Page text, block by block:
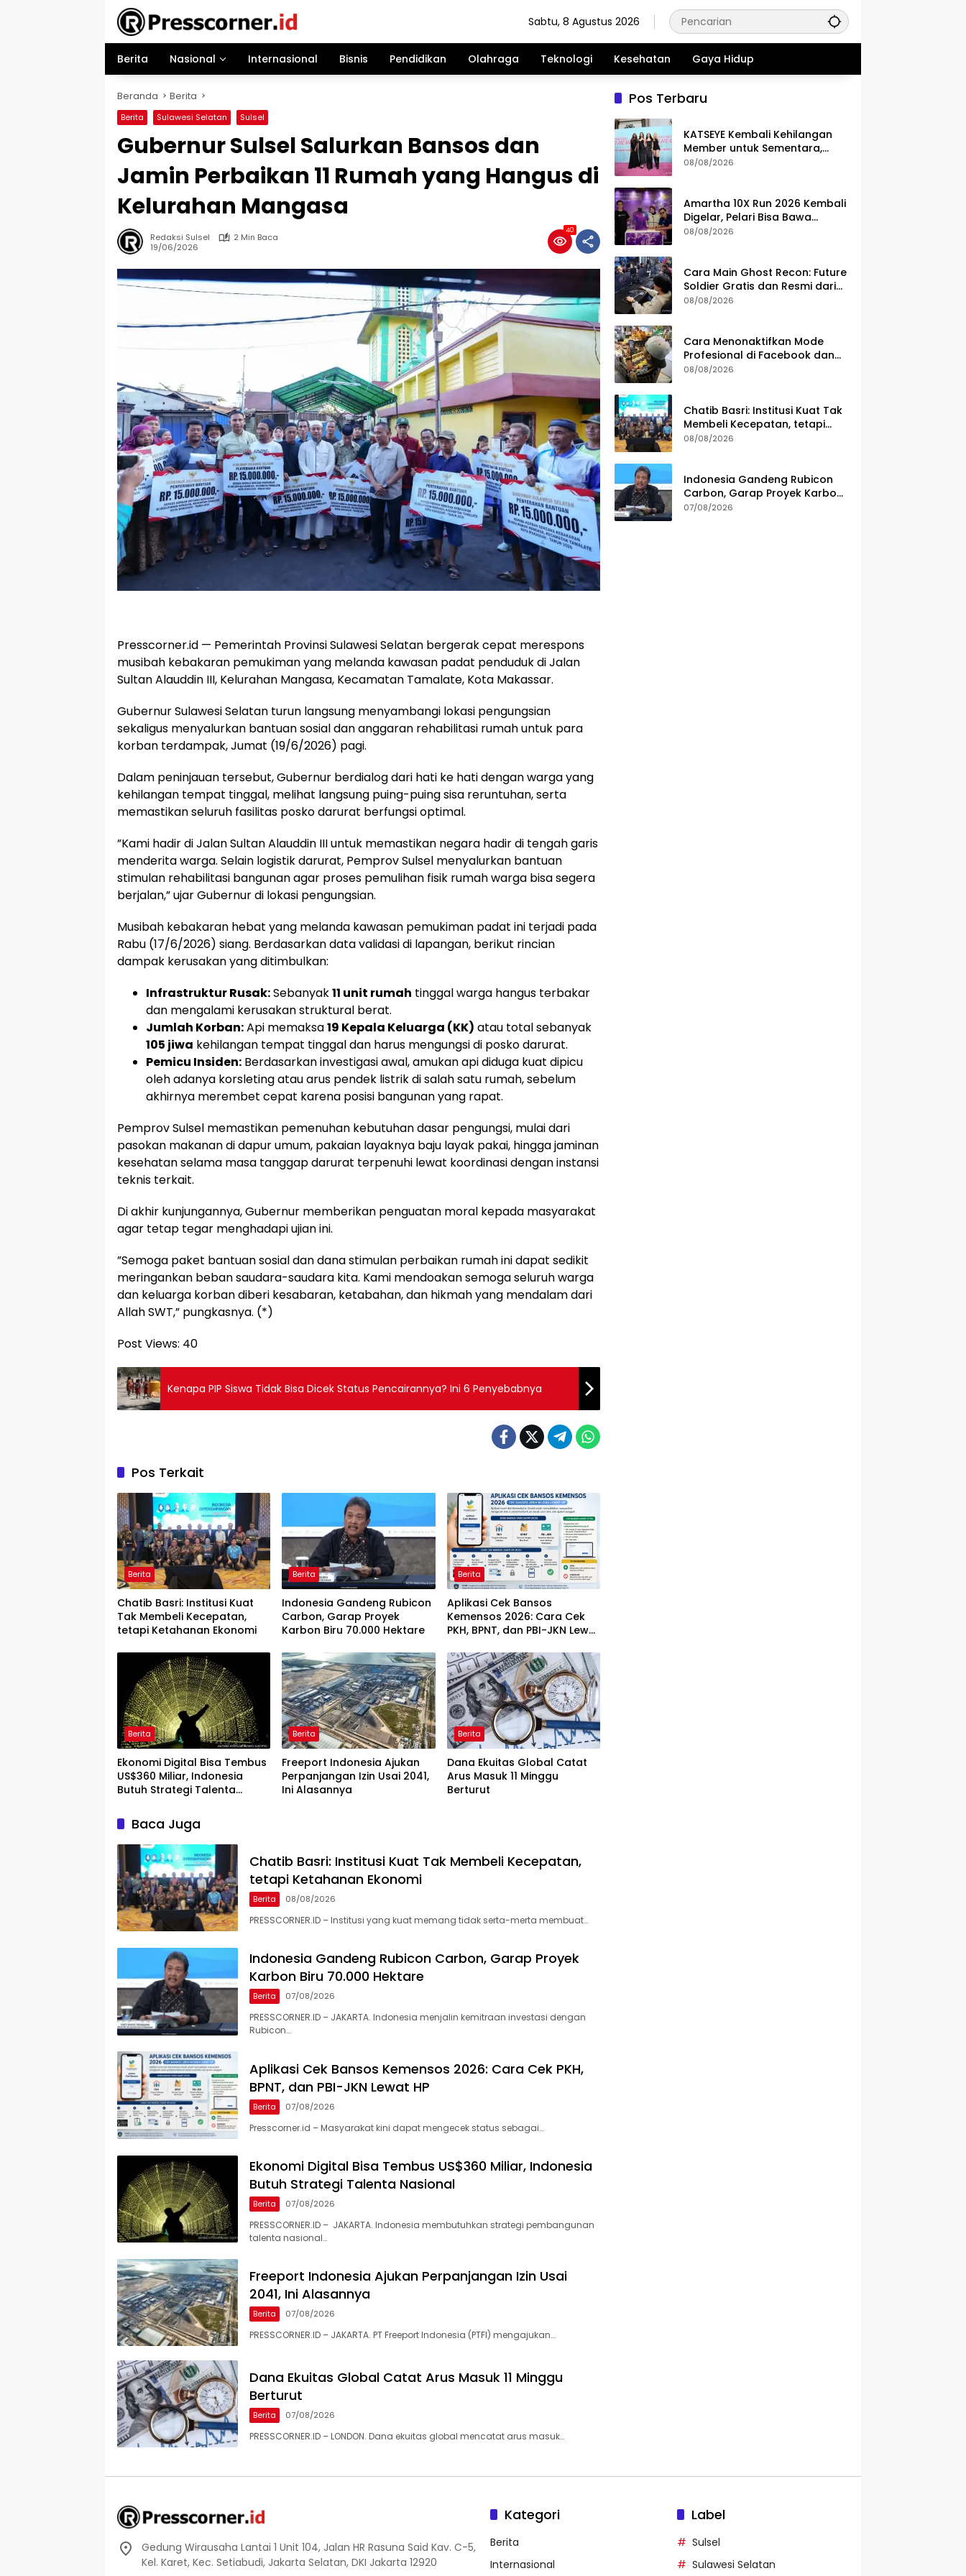
Sabtu, 8 Agustus 2026
Berita Nasional Internasional Bisnis Pendidikan Olahraga Teknologi Kesehatan Gaya Hidup
Beranda Berita
Berita Sulawesi Selatan Sulsel
Gubernur Sulsel Salurkan Bansos dan
Jamin Perbaikan 11 Rumah yang Hangus di
Kelurahan Mangasa
Redaksi Sulsel
2 Min Baca
19/06/2026
40
Presscorner.id — Pemerintah Provinsi Sulawesi Selatan bergerak cepat merespons
musibah kebakaran pemukiman yang melanda kawasan padat penduduk di Jalan
Sultan Alauddin III, Kelurahan Mangasa, Kecamatan Tamalate, Kota Makassar.
​Gubernur Sulawesi Selatan turun langsung menyambangi lokasi pengungsian
sekaligus menyalurkan bantuan sosial dan anggaran rehabilitasi rumah untuk para
korban terdampak, Jumat (19/6/2026) pagi.
​Dalam peninjauan tersebut, Gubernur berdialog dari hati ke hati dengan warga yang
kehilangan tempat tinggal, melihat langsung puing-puing sisa reruntuhan, serta
memastikan seluruh fasilitas posko darurat berfungsi optimal.
​”Kami hadir di Jalan Sultan Alauddin III untuk memastikan negara hadir di tengah garis
menderita warga. Selain logistik darurat, Pemprov Sulsel menyalurkan bantuan
stimulan rehabilitasi bangunan agar proses pemulihan fisik rumah warga bisa segera
berjalan,” ujar Gubernur di lokasi pengungsian.
​Musibah kebakaran hebat yang melanda kawasan pemukiman padat ini terjadi pada
Rabu (17/6/2026) siang. Berdasarkan data validasi di lapangan, berikut rincian
dampak kerusakan yang ditimbulkan:
Infrastruktur Rusak:Sebanyak11 unit rumah tinggal warga hangus terbakar
dan mengalami kerusakan struktural berat.
Jumlah Korban:Api memaksa19 Kepala Keluarga (KK) atau total sebanyak
105 jiwa kehilangan tempat tinggal dan harus mengungsi di posko darurat.
Pemicu Insiden: Berdasarkan investigasi awal, amukan api diduga kuat dipicu
oleh adanya korsleting atau arus pendek listrik di salah satu rumah, sebelum
akhirnya merembet cepat karena posisi bangunan yang rapat.
​Pemprov Sulsel memastikan pemenuhan kebutuhan dasar pengungsi, mulai dari
pasokan makanan di dapur umum, pakaian layaknya baju layak pakai, hingga jaminan
kesehatan selama masa tanggap darurat terpenuhi lewat koordinasi dengan instansi
teknis terkait.
​Di akhir kunjungannya, Gubernur memberikan penguatan moral kepada masyarakat
agar tetap tegar menghadapi ujian ini.
​”Semoga paket bantuan sosial dan dana stimulan perbaikan rumah ini dapat sedikit
meringankan beban saudara-saudara kita. Kami mendoakan semoga seluruh warga
dan keluarga korban diberi kesabaran, ketabahan, dan hikmah yang mendalam dari
Allah SWT,” pungkasnya. (*)
Post Views: 40
Kenapa PIP Siswa Tidak Bisa Dicek Status Pencairannya? Ini 6 Penyebabnya
Pos Terkait
Berita
Chatib Basri: Institusi Kuat
Tak Membeli Kecepatan,
tetapi Ketahanan Ekonomi
Berita
Indonesia Gandeng Rubicon
Carbon, Garap Proyek
Karbon Biru 70.000 Hektare
Berita
Aplikasi Cek Bansos
Kemensos 2026: Cara Cek
PKH, BPNT, dan PBI-JKN Lewat
Berita
Ekonomi Digital Bisa Tembus
US$360 Miliar, Indonesia
Butuh Strategi Talenta
Berita
Freeport Indonesia Ajukan
Perpanjangan Izin Usai 2041,
Ini Alasannya
Berita
Dana Ekuitas Global Catat
Arus Masuk 11 Minggu
Berturut
Baca Juga
Chatib Basri: Institusi Kuat Tak Membeli Kecepatan,
tetapi Ketahanan Ekonomi
Berita 08/08/2026
PRESSCORNER.ID – Institusi yang kuat memang tidak serta-merta membuat…
Indonesia Gandeng Rubicon Carbon, Garap Proyek
Karbon Biru 70.000 Hektare
Berita 07/08/2026
PRESSCORNER.ID – JAKARTA. Indonesia menjalin kemitraan investasi dengan
Rubicon…
Aplikasi Cek Bansos Kemensos 2026: Cara Cek PKH,
BPNT, dan PBI-JKN Lewat HP
Berita 07/08/2026
Presscorner.id – Masyarakat kini dapat mengecek status sebagai…
Ekonomi Digital Bisa Tembus US$360 Miliar, Indonesia
Butuh Strategi Talenta Nasional
Berita 07/08/2026
PRESSCORNER.ID – JAKARTA. Indonesia membutuhkan strategi pembangunan
talenta nasional…
Freeport Indonesia Ajukan Perpanjangan Izin Usai
2041, Ini Alasannya
Berita 07/08/2026
PRESSCORNER.ID – JAKARTA. PT Freeport Indonesia (PTFI) mengajukan…
Dana Ekuitas Global Catat Arus Masuk 11 Minggu
Berturut
Berita 07/08/2026
PRESSCORNER.ID – LONDON. Dana ekuitas global mencatat arus masuk…
Pos Terbaru
KATSEYE Kembali Kehilangan
Member untuk Sementara,
Sophia Laforteza Hiatus
08/08/2026
Amartha 10X Run 2026 Kembali
Digelar, Pelari Bisa Bawa
Pulang Ini Setelah Race
08/08/2026
Cara Main Ghost Recon: Future
Soldier Gratis dan Resmi dari
Ubisoft
08/08/2026
Cara Menonaktifkan Mode
Profesional di Facebook dan
Risikonya
08/08/2026
Chatib Basri: Institusi Kuat Tak
Membeli Kecepatan, tetapi
Ketahanan Ekonomi
08/08/2026
Indonesia Gandeng Rubicon
Carbon, Garap Proyek Karbon
Biru 70.000 Hektare
07/08/2026
Gedung Wirausaha Lantai 1 Unit 104, Jalan HR Rasuna Said Kav. C-5,
Kel. Karet, Kec. Setiabudi, Jakarta Selatan, DKI Jakarta 12920
Kategori
Berita
Internasional
Label
Sulsel
Sulawesi Selatan